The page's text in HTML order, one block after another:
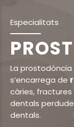
Especialitats
La prostodòncia
s’encarrega de
càries,
dentals
dentals.